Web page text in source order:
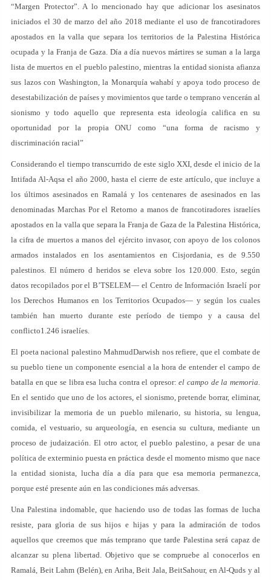
“Margen Protector”. A lo mencionado hay que adicionar los asesinatos
iniciados el 30 de marzo del año 2018 mediante el uso de francotiradores
apostados en la valla que separa los territorios de la Palestina Histórica
ocupada y la Franja de Gaza. Día a día nuevos mártires se suman a la larga
lista de muertos en el pueblo palestino, mientras la entidad sionista afianza
sus lazos con Washington, la Monarquía wahabí y apoya todo proceso de
desestabilización de países y movimientos que tarde o temprano vencerán al
sionismo y todo aquello que representa esta ideología califica en su
oportunidad por la propia ONU como “una forma de racismo y
discriminación racial”
Considerando el tiempo transcurrido de este siglo XXI, desde el inicio de la
Intifada Al-Aqsa el año 2000, hasta el cierre de este artículo, que incluye a
los últimos asesinados en Ramalá y los centenares de asesinados en las
denominadas Marchas Por el Retorno a manos de francotiradores israelíes
apostados en la valla que separa la Franja de Gaza de la Palestina Histórica,
la cifra de muertos a manos del ejército invasor, con apoyo de los colonos
armados instalados en los asentamientos en Cisjordania, es de 9.550
palestinos. El número d heridos se eleva sobre los 120.000. Esto, según
datos recopilados por el B’TSELEM— el Centro de Información Israelí por
los Derechos Humanos en los Territorios Ocupados— y según los cuales
también han muerto durante este período de tiempo y a causa del
conflicto1.246 israelíes.
El poeta nacional palestino MahmudDarwish nos refiere, que el combate de
su pueblo tiene un componente esencial a la hora de entender el campo de
batalla en que se libra esa lucha contra el opresor:el campo de la memoria.
En el sentido que uno de los actores, el sionismo, pretende borrar, eliminar,
invisibilizar la memoria de un pueblo milenario, su historia, su lengua,
comida, el vestuario, su arqueología, en esencia su cultura, mediante un
proceso de judaización. El otro actor, el pueblo palestino, a pesar de una
política de exterminio puesta en práctica desde el momento mismo que nace
la entidad sionista, lucha día a día para que esa memoria permanezca,
porque esté presente aún en las condiciones más adversas.
Una Palestina indomable, que haciendo uso de todas las formas de lucha
resiste, para gloria de sus hijos e hijas y para la admiración de todos
aquellos que creemos que más temprano que tarde Palestina será capaz de
alcanzar su plena libertad. Objetivo que se compruebe al conocerlos en
Ramalá, Beit Lahm (Belén), en Ariha, Beit Jala, BeitSahour, en Al-Quds y al